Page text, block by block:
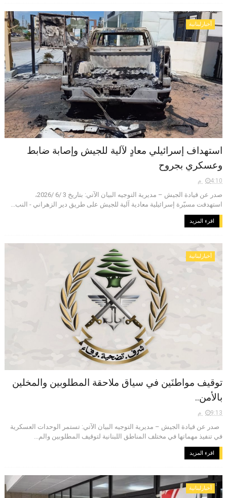
أخبارلبنانية
استهداف إسرائيلي معادٍ لآلية للجيش وإصابة ضابط
وعسكري بجروح
4:10 م
صدر عن قيادة الجيش – مديرية التوجيه البيان الآتي: بتاريخ 3 /6 /2026،
استهدفت مسيّرة إسرائيلية معادية آلية للجيش على طريق دير الزهراني - النب...
اقرء المزيد
أخبارلبنانية
توقيف مواطنَين في سياق ملاحقة المطلوبين والمخلين
بالأمن..
9:13 م
صدر عن قيادة الجيش – مديرية التوجيه البيان الآتي: تستمر الوحدات العسكرية
في تنفيذ مهماتها في مختلف المناطق اللبنانية لتوقيف المطلوبين والم...
اقرء المزيد
أخبارلبنانية